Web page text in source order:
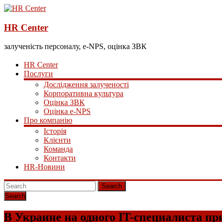
HR Center
залученість персоналу, e-NPS, оцінка ЗВК
HR Center
Послуги
Дослідження залученості
Корпоративна культура
Оцінка ЗВК
Оцінка e-NPS
Про компанію
Історія
Клієнти
Команда
Контакти
HR-Новини
Search
В Украине на одного IT-специалиста